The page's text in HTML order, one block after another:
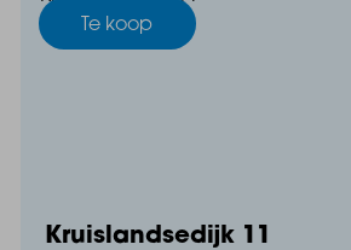
Te koop
Kruislandsedijk 11